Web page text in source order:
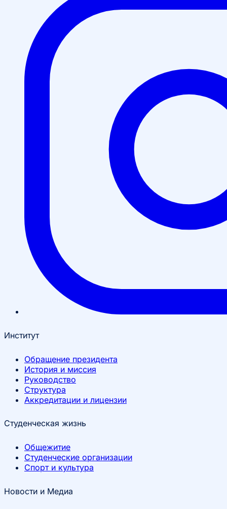
Институт
Обращение президента
История и миссия
Руководство
Структура
Аккредитации и лицензии
Студенческая жизнь
Общежитие
Студенческие организации
Спорт и культура
Новости и Медиа